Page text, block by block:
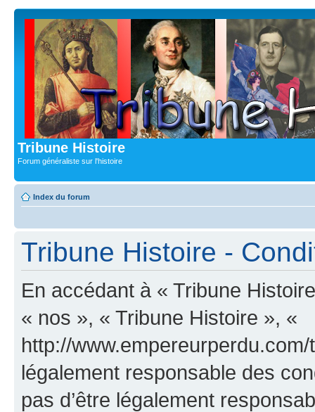
Tribune Histoire
Forum généraliste sur l'histoire
Index du forum
Tribune Histoire -
En accédant à « Tribune
« nos », « Tribune Histoire », «
http://
légalement responsable des
pas d’être légalement